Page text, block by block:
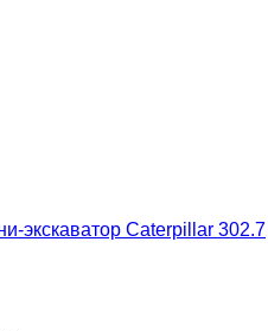
экскаватор Caterpillar 302.7